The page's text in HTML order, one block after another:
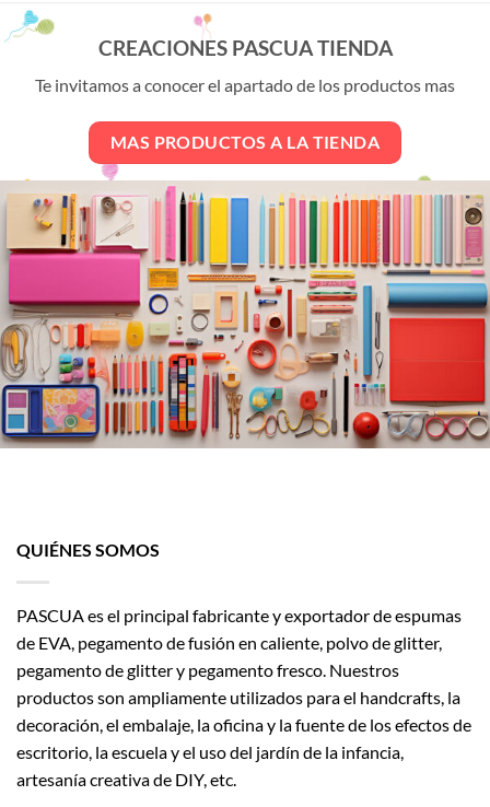
CREACIONES PASCUA TIENDA
Te invitamos a conocer el apartado de los productos mas
MAS PRODUCTOS A LA TIENDA
QUIÉNES SOMOS
PASCUA es el principal fabricante y exportador de espumas
de EVA, pegamento de fusión en caliente, polvo de glitter,
pegamento de glitter y pegamento fresco. Nuestros
productos son ampliamente utilizados para el handcrafts, la
decoración, el embalaje, la oficina y la fuente de los efectos de
escritorio, la escuela y el uso del jardín de la infancia,
artesanía creativa de DIY, etc.